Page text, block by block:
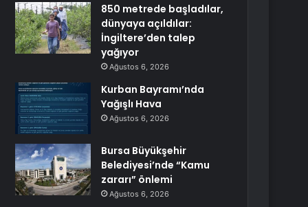
850 metrede başladılar,
dünyaya açıldılar:
İngiltere’den talep
yağıyor
Ağustos 6, 2026
Kurban Bayramı’nda
Yağışlı Hava
Ağustos 6, 2026
Bursa Büyükşehir
Belediyesi’nde “Kamu
zararı” önlemi
Ağustos 6, 2026